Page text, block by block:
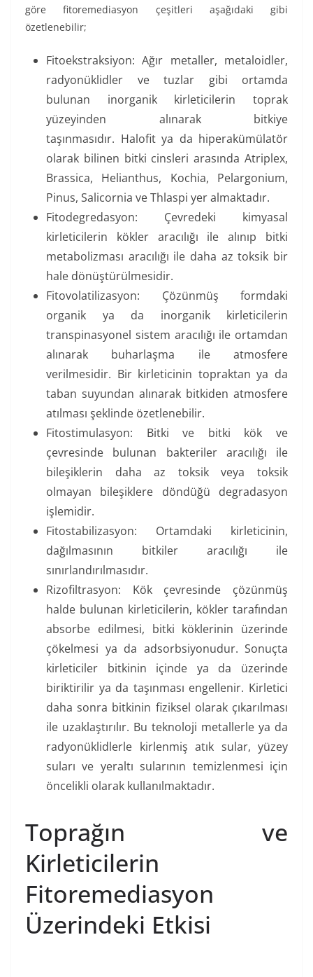
göre fitoremediasyon çeşitleri aşağıdaki gibi
özetlenebilir;
Fitoekstraksiyon: Ağır metaller, metaloidler,
radyonüklidler ve tuzlar gibi ortamda
bulunan inorganik kirleticilerin toprak
yüzeyinden alınarak bitkiye
taşınmasıdır. Halofit ya da hiperakümülatör
olarak bilinen bitki cinsleri arasında Atriplex,
Brassica, Helianthus, Kochia, Pelargonium,
Pinus, Salicornia ve Thlaspi yer almaktadır.
Fitodegredasyon: Çevredeki kimyasal
kirleticilerin kökler aracılığı ile alınıp bitki
metabolizması aracılığı ile daha az toksik bir
hale dönüştürülmesidir.
Fitovolatilizasyon: Çözünmüş formdaki
organik ya da inorganik kirleticilerin
transpinasyonel sistem aracılığı ile ortamdan
alınarak buharlaşma ile atmosfere
verilmesidir. Bir kirleticinin topraktan ya da
taban suyundan alınarak bitkiden atmosfere
atılması şeklinde özetlenebilir.
Fitostimulasyon: Bitki ve bitki kök ve
çevresinde bulunan bakteriler aracılığı ile
bileşiklerin daha az toksik veya toksik
olmayan bileşiklere döndüğü degradasyon
işlemidir.
Fitostabilizasyon: Ortamdaki kirleticinin,
dağılmasının bitkiler aracılığı ile
sınırlandırılmasıdır.
Rizofiltrasyon: Kök çevresinde çözünmüş
halde bulunan kirleticilerin, kökler tarafından
absorbe edilmesi, bitki köklerinin üzerinde
çökelmesi ya da adsorbsiyonudur. Sonuçta
kirleticiler bitkinin içinde ya da üzerinde
biriktirilir ya da taşınması engellenir. Kirletici
daha sonra bitkinin fiziksel olarak çıkarılması
ile uzaklaştırılır. Bu teknoloji metallerle ya da
radyonüklidlerle kirlenmiş atık sular, yüzey
suları ve yeraltı sularının temizlenmesi için
öncelikli olarak kullanılmaktadır.
Toprağın ve
Kirleticilerin
Fitoremediasyon
Üzerindeki Etkisi